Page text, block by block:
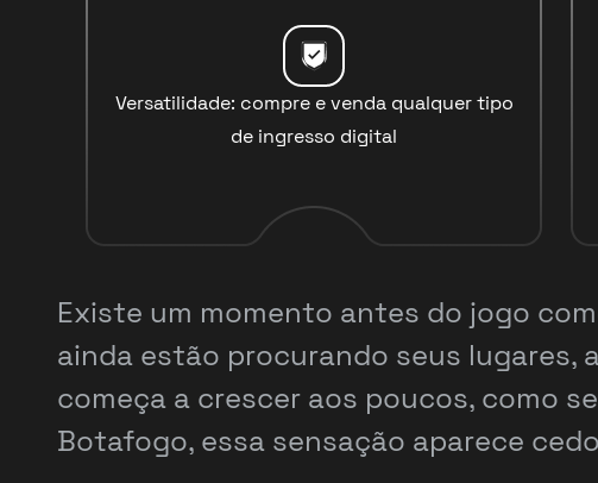
Versatilidade: compre e venda qualquer tipo
de ingresso digital
Existe um momento antes do jogo
ainda estão procurando seus lugares,
começa a crescer aos poucos, como
Botafogo, essa sensação aparece